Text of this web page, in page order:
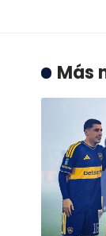
Más